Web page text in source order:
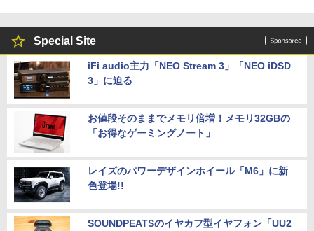
Special Site
iFi audio主力「NEO Stream 3」「NEO iDSD
3」に迫る
お値段そのままでメモリ倍増！メモリ32GBの
「お得なゲーミングノート」
レイズのパワーデザインホイール「M6」に新
色登場!!
SOUNDPEATSのイヤカフ型イヤフォン「UU2